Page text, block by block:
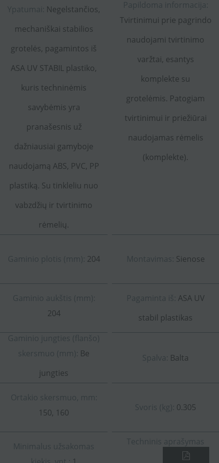
Ypatumai: Negelstančios,
mechaniškai stabilios
grotelės, pagamintos iš
ASA UV STABIL plastiko,
kuris techninėmis
savybėmis yra
pranašesnis už
dažniausiai gamyboje
naudojamą ABS, PVC, PP
plastiką. Su tinkleliu nuo
vabzdžių ir tvirtinimo
rėmelių.
Papildoma informacija:
Tvirtinimui prie pagrindo
naudojami tvirtinimo
varžtai, esantys
komplekte su
grotelėmis. Patogiam
tvirtinimui ir priežiūrai
naudojamas rėmelis
(komplekte).
Gaminio plotis (mm): 204 Montavimas: Sienose
Gaminio aukštis (mm):
204
Pagaminta iš: ASA UV
stabil plastikas
Gaminio jungties (flanšo)
skersmuo (mm): Be
jungties
Spalva: Balta
Ortakio skersmuo, mm:
150, 160
Svoris (kg): 0.305
Minimalus užsakomas
Techninis aprašymas